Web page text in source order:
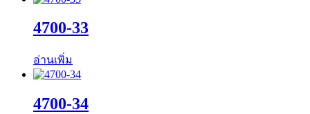
4700-33
อ่านเพิ่ม
4700-34